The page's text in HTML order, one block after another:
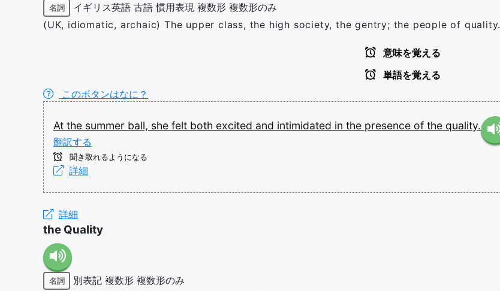
名詞 イギリス英語 古語 慣用表現 複数形 複数形のみ
(UK, idiomatic, archaic) The upper class, the high society, the gentry; the people of quality.
意味を覚える
単語を覚える
このボタンはなに？
At the summer ball, she felt both excited and intimidated in the presence of the quality.
翻訳する
聞き取れるようになる
詳細
詳細
the Quality
名詞 別表記 複数形 複数形のみ